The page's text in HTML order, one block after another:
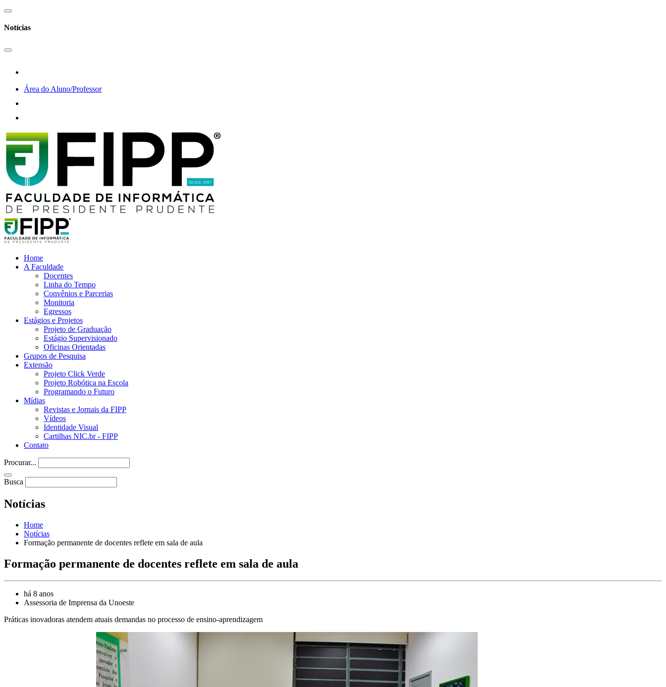
Notícias
Área do Aluno/Professor
Home
A Faculdade
Docentes
Linha do Tempo
Convênios e Parcerias
Monitoria
Egressos
Estágios e Projetos
Projeto de Graduação
Estágio Supervisionado
Oficinas Orientadas
Grupos de Pesquisa
Extensão
Projeto Click Verde
Projeto Robótica na Escola
Programando o Futuro
Mídias
Revistas e Jornais da FIPP
Vídeos
Identidade Visual
Cartilhas NIC.br - FIPP
Contato
Procurar...
Busca
Notícias
Home
Notícias
Formação permanente de docentes reflete em sala de aula
Formação permanente de docentes reflete em sala de aula
há 8 anos
Assessoria de Imprensa da Unoeste
Práticas inovadoras atendem atuais demandas no processo de ensino-aprendizagem